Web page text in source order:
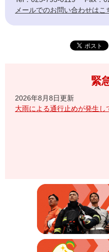
メールでのお問い合わせはこ
緊
2026年8月8日更新
大雨による通行止めが発生し